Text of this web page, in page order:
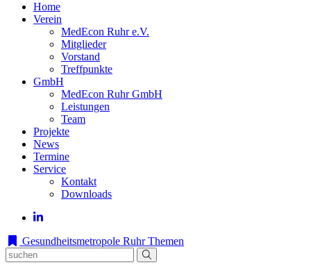
Home
Verein
MedEcon Ruhr e.V.
Mitglieder
Vorstand
Treffpunkte
GmbH
MedEcon Ruhr GmbH
Leistungen
Team
Projekte
News
Termine
Service
Kontakt
Downloads
Gesundheitsmetropole Ruhr Themen